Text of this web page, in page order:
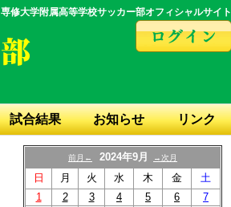
専修大学附属高等学校サッカー部オフィシャルサイト
試合結果 お知らせ リンク
前月← 2024年9月 →次月
日 月 火 水 木 金
土
1
2 3 4 5 6
7